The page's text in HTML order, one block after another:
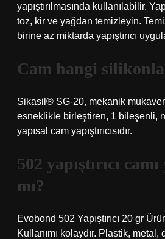
yapıştırılmasında kullanılabilir.
toz, kir ve yağdan temizleyin.
birine az miktarda yapıştırıcı
Cam hangi silikonla
Sikasil® SG-20, mekanik
esneklikle birleştiren, 1 bileşenli,
yapısal cam yapıştırıcısıdır.
502 yapıştırıcı
mı?
Evobond 502 Yapıştırıcı 20 gr
Kullanımı kolaydır. Plastik,